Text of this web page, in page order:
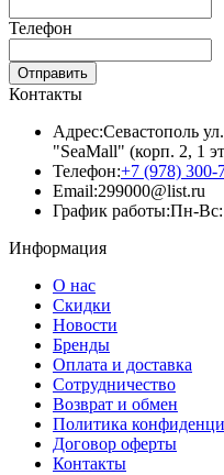
Телефон
Отправить
Контакты
Адрес:Севастополь
"SeaMall" (корп. 2, 1
Телефон:+7 (978) 300-
Email:299000@list.ru
График работы:Пн-Вс:
Информация
О нас
Скидки
Новости
Бренды
Оплата и доставка
Сотрудничество
Возврат и обмен
Политика
Договор оферты
Контакты